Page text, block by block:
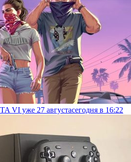
VI уже 27 августасегодня в 16:22